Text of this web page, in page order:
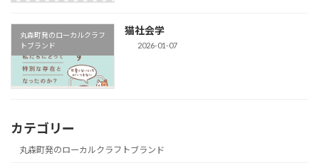
丸森町発のローカルクラフ
トブランド
猫社会学
2026-01-07
カテゴリー
丸森町発のローカルクラフトブランド